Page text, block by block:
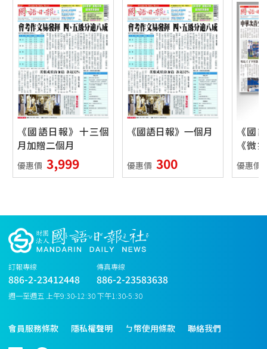
《國語日報》十三個
月加贈二個月
優惠價 3,999
《國語日報》一個月
優惠價 300
《國
《微
本
優惠價
訂報專線
886-2-23412448
傳真專線
886-2-23583638
週一至週五 上午9:30-12:30 下午1:30-5:30
會員服務條款 隱私權聲明 ㄅ幣使用條款 聯絡我們